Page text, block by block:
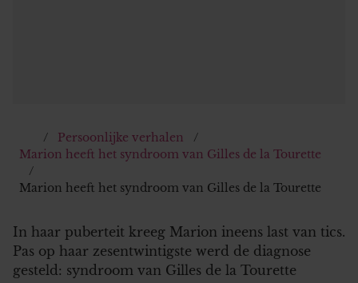
Persoonlijke verhalen
Marion heeft het syndroom van Gilles de la Tourette
Marion heeft het syndroom van Gilles de la Tourette
In haar puberteit kreeg Marion ineens last van tics.
Pas op haar zesentwintigste werd de diagnose
gesteld: syndroom van Gilles de la Tourette